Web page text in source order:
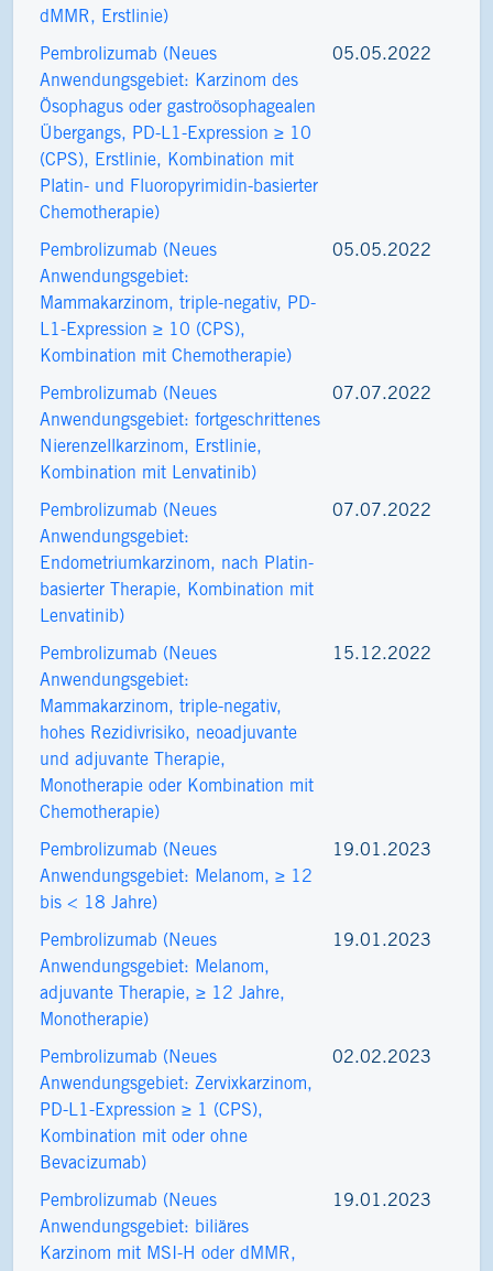
dMMR, Erstlinie)
Pembrolizumab (Neues
Anwendungsgebiet: Karzinom des
Ösophagus oder gastroösophagealen
Übergangs, PD-L1-Expression ≥ 10
(CPS), Erstlinie, Kombination mit
Platin- und Fluoropyrimidin-basierter
Chemotherapie)
05.05.2022
Pembrolizumab (Neues
Anwendungsgebiet:
Mammakarzinom, triple-negativ, PD-
L1-Expression ≥ 10 (CPS),
Kombination mit Chemotherapie)
05.05.2022
Pembrolizumab (Neues
Anwendungsgebiet: fortgeschrittenes
Nierenzellkarzinom, Erstlinie,
Kombination mit Lenvatinib)
07.07.2022
Pembrolizumab (Neues
Anwendungsgebiet:
Endometriumkarzinom, nach Platin-
basierter Therapie, Kombination mit
Lenvatinib)
07.07.2022
Pembrolizumab (Neues
Anwendungsgebiet:
Mammakarzinom, triple-negativ,
hohes Rezidivrisiko, neoadjuvante
und adjuvante Therapie,
Monotherapie oder Kombination mit
Chemotherapie)
15.12.2022
Pembrolizumab (Neues
Anwendungsgebiet: Melanom, ≥ 12
bis < 18 Jahre)
19.01.2023
Pembrolizumab (Neues
Anwendungsgebiet: Melanom,
adjuvante Therapie, ≥ 12 Jahre,
Monotherapie)
19.01.2023
Pembrolizumab (Neues
Anwendungsgebiet: Zervixkarzinom,
PD-L1-Expression ≥ 1 (CPS),
Kombination mit oder ohne
Bevacizumab)
02.02.2023
Pembrolizumab (Neues
Anwendungsgebiet: biliäres
Karzinom mit MSI-H oder dMMR,
19.01.2023